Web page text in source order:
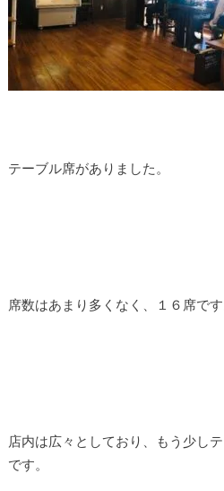
テーブル席がありました。
席数はあまり多くなく、１６席です
店内は広々としており、もう少し
です。